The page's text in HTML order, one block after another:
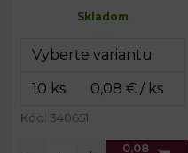
Skladom
Kód: 340651
0,08